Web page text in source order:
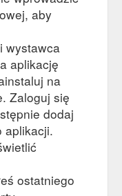
aby
wystawca
aplikację
na
Zaloguj się
dodaj
aplikacji.
ostatniego